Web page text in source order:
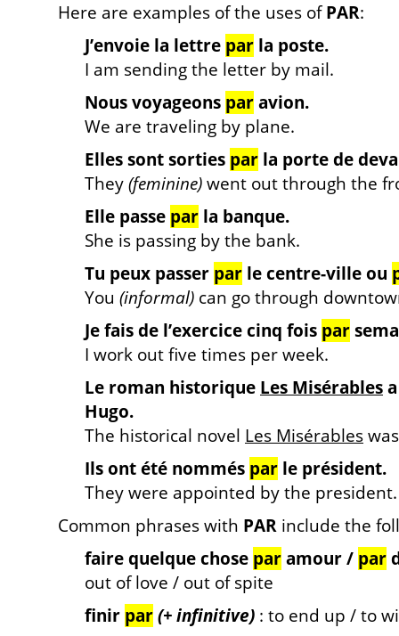
Here are examples of the uses ofPAR:
J’envoie la lettre par la poste.
I am sending the letter by mail.
Nous voyageons paravion.
We are traveling by plane.
Elles sont sorties par la porte de
They(feminine)went out through the
Elle passe par la banque.
She is passing by the bank.
Tu peux passer par le centre-ville ou
You (informal) can go through
Je fais de l’exercice cinq fois par
I work out five times per week.
Le roman historique Les Misérables
Hugo.
The historical novel Les Misérables
Ils ont été nommés par le président.
They were appointed by the president.
Common phrases with PAR include the
faire quelque chose paramour / par
out of love / out of spite
finir par(+ infinitive) : to end up / to